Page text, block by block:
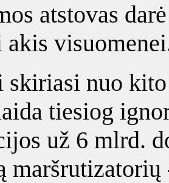
atstovas
skiriasi nuo
tiesiog
už 6 mlrd.
maršrutizatorių